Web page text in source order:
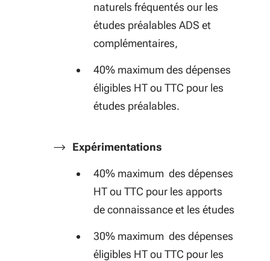
naturels fréquentés our les
études préalables ADS et
complémentaires,
40% maximum des dépenses
éligibles HT ou TTC pour les
études préalables.
Expérimentations
40% maximum des dépenses
HT ou TTC pour les apports
de connaissance et les études
30% maximum des dépenses
éligibles HT ou TTC pour les